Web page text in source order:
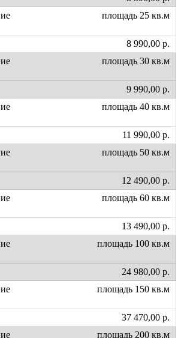
площадь 25 кв.м
8 990,00 р.
площадь 30 кв.м
9 990,00 р.
площадь 40 кв.м
11 990,00 р.
площадь 50 кв.м
12 490,00 р.
площадь 60 кв.м
13 490,00 р.
площадь 100 кв.м
24 980,00 р.
площадь 150 кв.м
37 470,00 р.
площадь 200 кв.м